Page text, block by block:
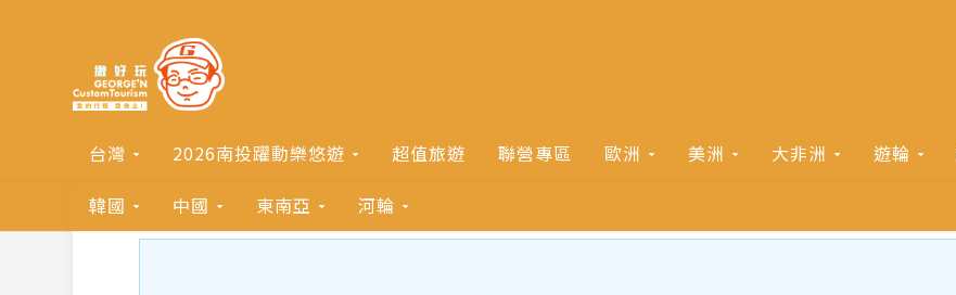
台灣 2026南投躍動樂悠遊 超值旅遊 聯營專區 歐洲 美洲 大非洲 遊輪
韓國
中國 東南亞 河輪